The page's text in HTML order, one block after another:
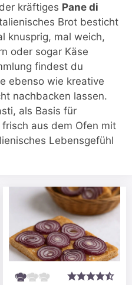
kräftiges Pane di
Brot besticht
knusprig, mal weich,
oder sogar Käse
findest du
ebenso wie kreative
nachbacken lassen.
als Basis für
aus dem Ofen mit
Lebensgefühl